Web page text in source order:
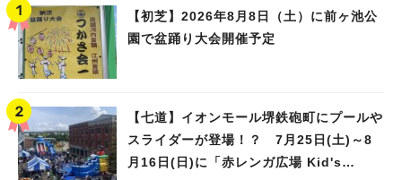
【初芝】2026年8月8日（土）に前ヶ池公
園で盆踊り大会開催予定
【七道】イオンモール堺鉄砲町にプールや
スライダーが登場！？ 7月25日(土)～8
月16日(日)に「赤レンガ広場 Kid's